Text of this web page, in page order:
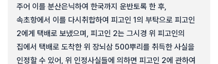
주어 이를 분산은닉하여 한국까지 운반토록 한 후,
속초항에서 이를 다시취합하여 피고인 1의 부탁으로 피고인
2에게 택배로 보냈으며, 피고인 2는 그시경 위 피고인의
집에서 택배로 도착한 위 장뇌삼 500뿌리를 취득한 사실을
인정할 수 있어, 위 인정사실들에 의하면 피고인 2에 관하여